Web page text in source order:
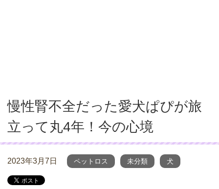
慢性腎不全だった愛犬ぱぴが旅
立って丸4年！今の心境
2023年3月7日 ペットロス 未分類 犬